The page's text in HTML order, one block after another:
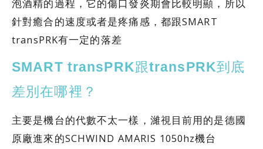
泡酒精的過程，它的傷口發炎期會比較明顯，所以
針對癒合的速度或者是疼痛感，都跟SMART
transPRK有一定的落差
SMART transPRK跟transPRK到底
差別在哪裡？
主要是機台的代數不太一樣，濰視目前用的是德國
原廠進來的SCHWIND AMARIS 1050hz機台